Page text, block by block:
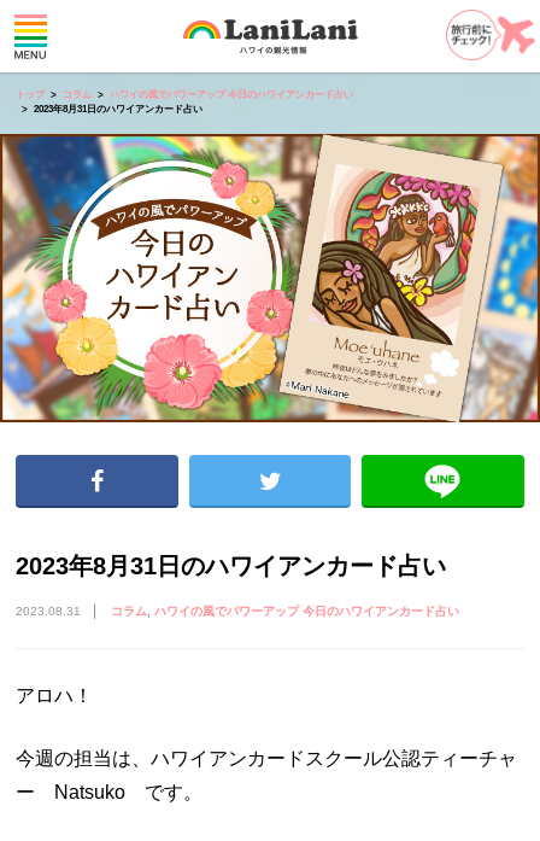
トップ コラム
ハワイの風でパワーアップ 今日のハワイアンカード占い
2023年8月31日のハワイアンカード占い
2023年8月31日のハワイアンカード占い
2023.08.31 コラム ハワイの風でパワーアップ 今日のハワイアンカード占い
アロハ！
今週の担当は、ハワイアンカードスクール公認ティーチャ
ー Natsuko です。